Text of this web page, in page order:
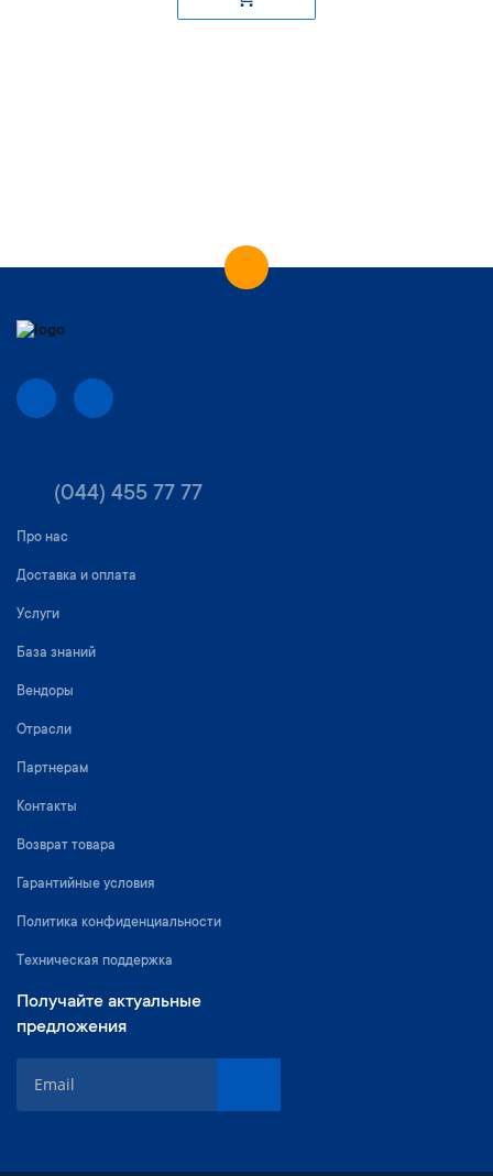
(044) 455 77 77
Про нас
Доставка и оплата
Услуги
База знаний
Вендоры
Отрасли
Партнерам
Контакты
Возврат товара
Гарантийные условия
Политика конфиденциальности
Техническая поддержка
Получайте актуальные
предложения
g